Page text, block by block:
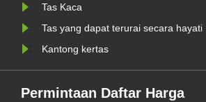
Tas Kaca
Tas yang dapat terurai secara hayati
Kantong kertas
Permintaan Daftar Harga